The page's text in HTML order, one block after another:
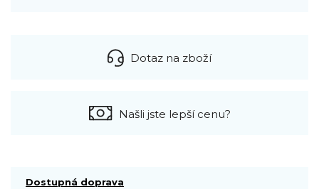
Dotaz na zboží
Našli jste lepší cenu?
Dostupná doprava